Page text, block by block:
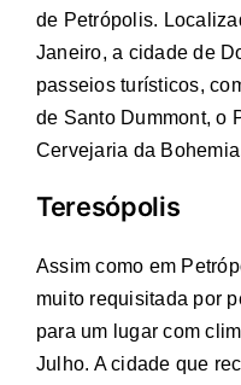
de Petrópolis.
Janeiro, a cidade de
passeios turísticos,
de Santo Dummont, o
Cervejaria da
Teresópolis
Assim como em
muito requisitada por
para um lugar com
Julho. A cidade que